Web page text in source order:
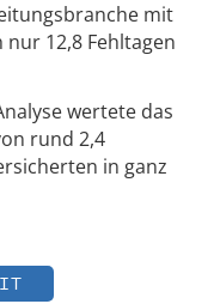
mit
12,8 Fehltagen
wertete das
rund 2,4
in ganz